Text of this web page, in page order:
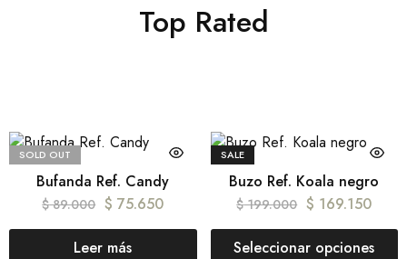
Top Rated
SOLD OUT
Bufanda Ref. Candy
$89.000 $ 75.650
Leer más
SALE
Buzo Ref. Koala negro
$199.000 $ 169.150
Seleccionar opciones